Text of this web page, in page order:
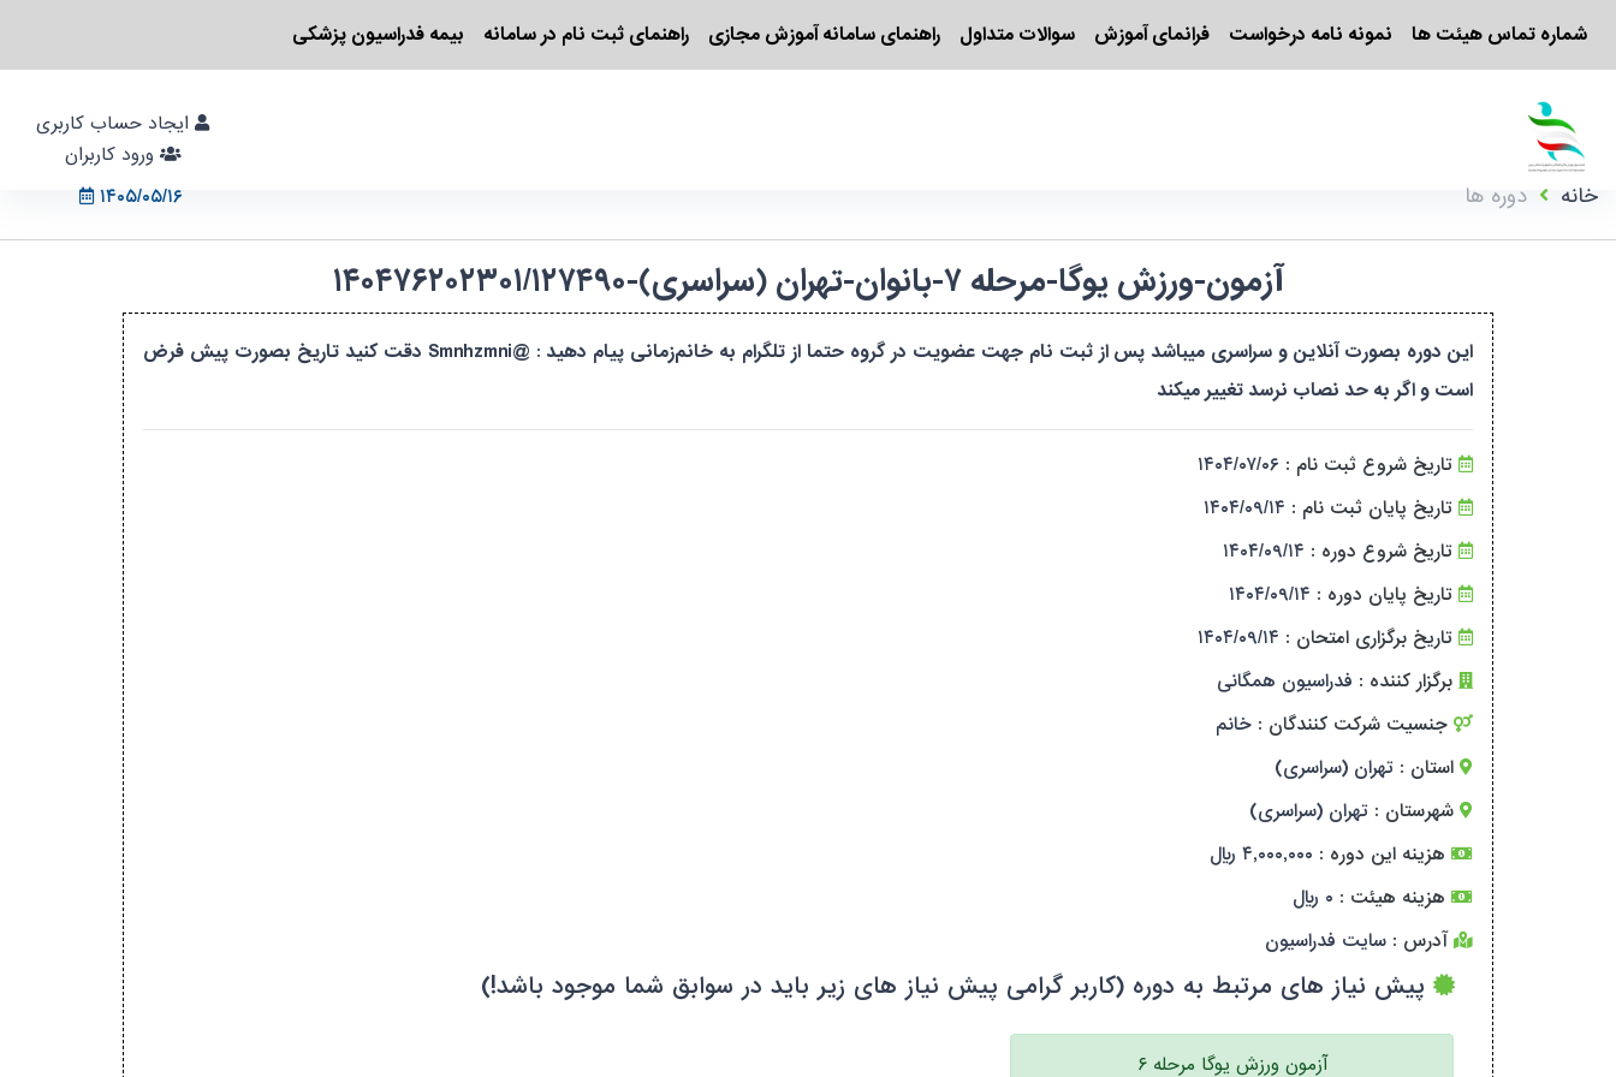
شماره تماس هیئت ها نمونه نامه درخواست فرانمای آموزش سوالات متداول راهنمای سامانه آموزش مجازی راهنمای ثبت نام در سامانه بیمه فدراسیون پزشکی
۱۴۰۵/۰۵/۱۶
خانه دوره ها
آزمون-ورزش یوگا-مرحله ۷-بانوان-تهران (سراسری)-۱۴۰۴۷۶۲۰۲۳۰۱/۱۲۷۴۹۰
این دوره بصورت آنلاین و سراسری میباشد پس از ثبت نام جهت عضویت در گروه حتما از تلگرام به خانم‌زمانی پیام دهید : @Smnhzmni دقت کنید تاریخ بصورت پیش فرض
است و اگر به حد نصاب نرسد تغییر‌ میکند
تاریخ شروع ثبت نام : ۱۴۰۴/۰۷/۰۶
تاریخ پایان ثبت نام : ۱۴۰۴/۰۹/۱۴
تاریخ شروع دوره : ۱۴۰۴/۰۹/۱۴
تاریخ پایان دوره : ۱۴۰۴/۰۹/۱۴
تاریخ برگزاری امتحان : ۱۴۰۴/۰۹/۱۴
برگزار کننده : فدراسیون همگانی
جنسیت شرکت کنندگان : خانم
استان : تهران (سراسری)
شهرستان : تهران (سراسری)
هزینه این دوره : ۴,۰۰۰,۰۰۰ ریال
هزینه هیئت : ۰ ریال
آدرس : سایت فدراسیون
پیش نیاز های مرتبط به دوره (کاربر گرامی پیش نیاز های زیر باید در سوابق شما موجود باشد!)
آزمون ورزش یوگا مرحله ۶